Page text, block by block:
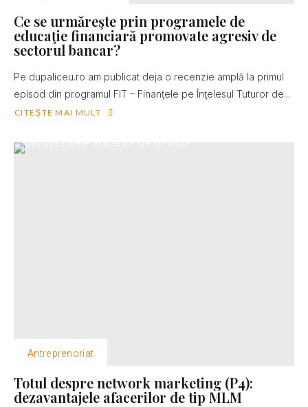
Ce se urmăreşte prin programele de
educaţie financiară promovate agresiv de
sectorul bancar?
Pe dupaliceu.ro am publicat deja o recenzie amplă la primul
episod din programul FIT – Finanţele pe Înţelesul Tuturor de...
CITEȘTE MAI MULT
Antreprenoriat
Totul despre network marketing (P4):
dezavantajele afacerilor de tip MLM